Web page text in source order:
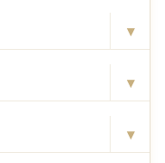
▾
▾
▾